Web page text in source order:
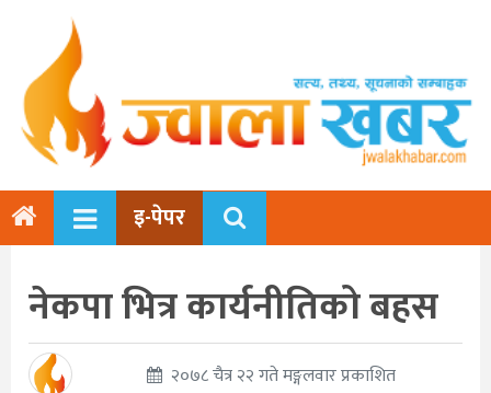
इ-पेपर
नेकपा भित्र कार्यनीतिको बहस
२०७८ चैत्र २२ गते मङ्गलवार प्रकाशित